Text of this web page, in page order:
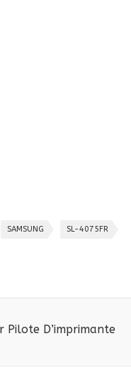
SAMSUNG SL-4075FR
Pilote D’imprimante